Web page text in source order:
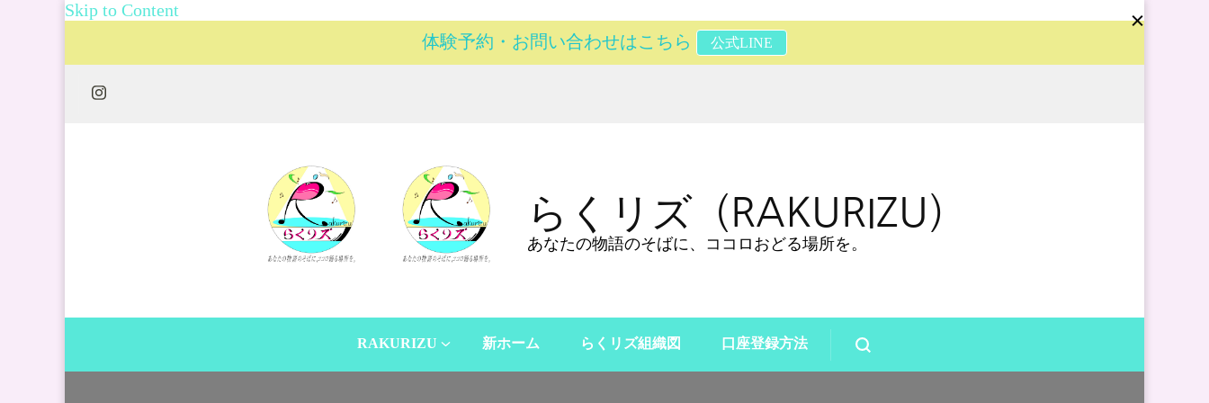
Skip to Content
体験予約・お問い合わせはこちら
公式LINE
らくリズ（RAKURIZU）
あなたの物語のそばに、ココロおどる場所を。
RAKURIZU 新ホーム らくリズ組織図 口座登録方法